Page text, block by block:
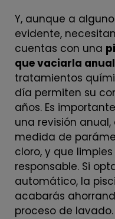
Y, aunque a
evidente,
cuentas con una
que vaciarla
tratamientos
día permiten su
años. Es
una revisión
medida de
cloro, y que
responsable. Si
automático, la
acabarás
proceso de lavado.